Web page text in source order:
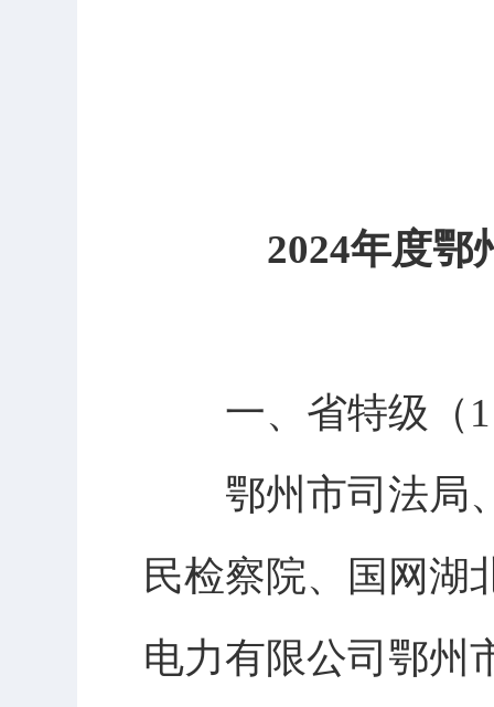
2024年度鄂
一、省特级（
鄂州市司法局、
民检察院、国网湖
电力有限公司鄂州